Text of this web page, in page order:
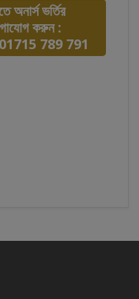
অনার্স ভর্তির
করুন :
789 791